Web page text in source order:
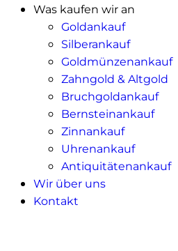
Was kaufen wir an
Goldankauf
Silberankauf
Goldmünzenankauf
Zahngold & Altgold
Bruchgoldankauf
Bernsteinankauf
Zinnankauf
Uhrenankauf
Antiquitätenankauf
Wir über uns
Kontakt